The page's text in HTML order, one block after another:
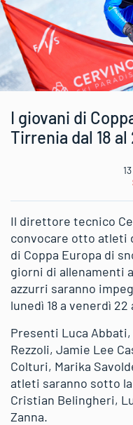
I giovani di
Tirrenia dal 18
Il direttore tecnico
convocare otto atleti
di Coppa Europa di
giorni di allenamenti
azzurri saranno
lunedì 18 a venerdì 22
Presenti Luca
Rezzoli, Jamie Lee
Colturi, Marika
atleti saranno sotto
Cristian Belingheri,
Zanna.